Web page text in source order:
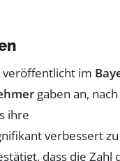
veröffentlicht im
gaben an,
ihre
verbessert
dass die Zahl